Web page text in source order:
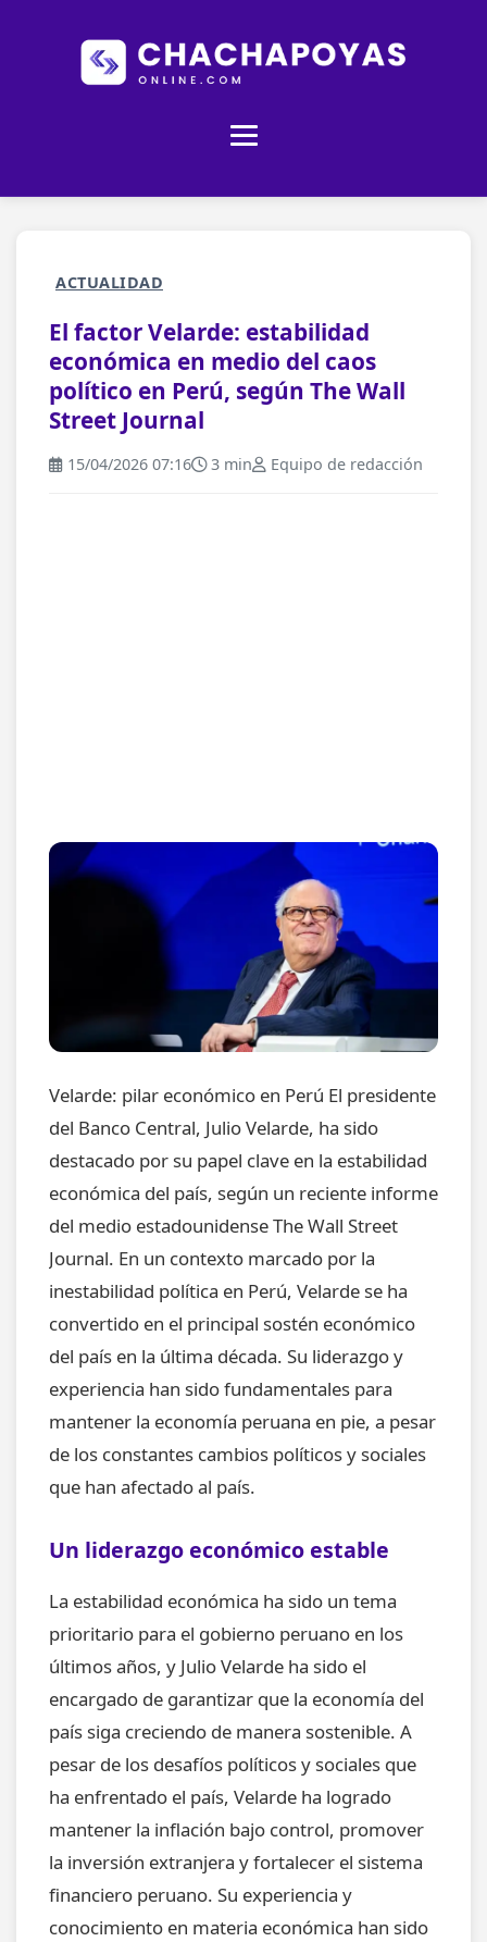
ACTUALIDAD
El factor Velarde: estabilidad
económica en medio del caos
político en Perú, según The Wall
Street Journal
15/04/2026 07:16 3 min Equipo de redacción
Velarde: pilar económico en Perú El presidente
del Banco Central, Julio Velarde, ha sido
destacado por su papel clave en la estabilidad
económica del país, según un reciente informe
del medio estadounidense The Wall Street
Journal. En un contexto marcado por la
inestabilidad política en Perú, Velarde se ha
convertido en el principal sostén económico
del país en la última década. Su liderazgo y
experiencia han sido fundamentales para
mantener la economía peruana en pie, a pesar
de los constantes cambios políticos y sociales
que han afectado al país.
Un liderazgo económico estable
La estabilidad económica ha sido un tema
prioritario para el gobierno peruano en los
últimos años, y Julio Velarde ha sido el
encargado de garantizar que la economía del
país siga creciendo de manera sostenible. A
pesar de los desafíos políticos y sociales que
ha enfrentado el país, Velarde ha logrado
mantener la inflación bajo control, promover
la inversión extranjera y fortalecer el sistema
financiero peruano. Su experiencia y
conocimiento en materia económica han sido